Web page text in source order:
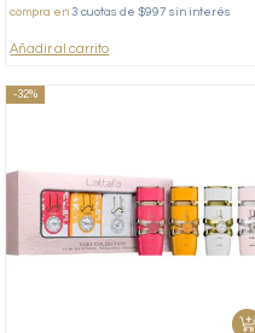
compra en3 cuotas de $997 sin interés
Añadir al carrito
-32%